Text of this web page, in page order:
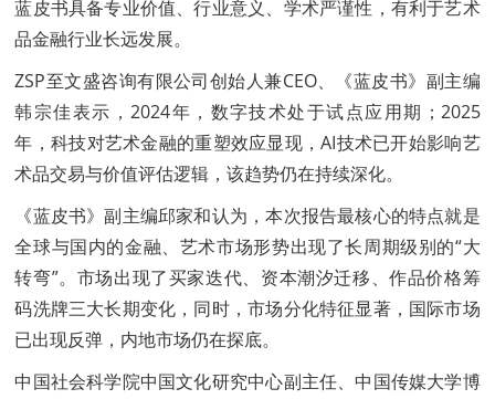
蓝皮书具备专业价值、行业意义、学术严谨性，有利于艺术
品金融行业长远发展。
ZSP至文盛咨询有限公司创始人兼CEO、《蓝皮书》副主编
韩宗佳表示，2024年，数字技术处于试点应用期；2025
年，科技对艺术金融的重塑效应显现，AI技术已开始影响艺
术品交易与价值评估逻辑，该趋势仍在持续深化。
《蓝皮书》副主编邱家和认为，本次报告最核心的特点就是
全球与国内的金融、艺术市场形势出现了长周期级别的“大
转弯”。市场出现了买家迭代、资本潮汐迁移、作品价格筹
码洗牌三大长期变化，同时，市场分化特征显著，国际市场
已出现反弹，内地市场仍在探底。
中国社会科学院中国文化研究中心副主任、中国传媒大学博